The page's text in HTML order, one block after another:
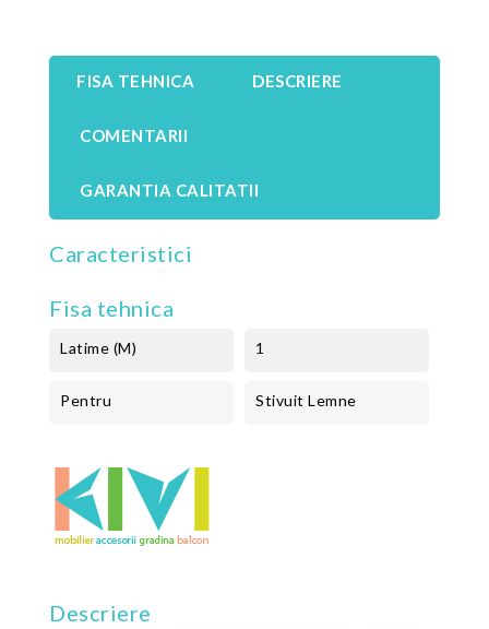
FISA TEHNICA DESCRIERE
COMENTARII
GARANTIA CALITATII
Caracteristici
Fisa tehnica
Latime (m) 1
Pentru Stivuit Lemne
Descriere